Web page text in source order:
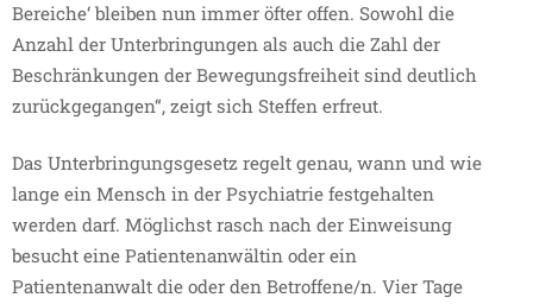
Bereiche‘ bleiben nun immer öfter offen. Sowohl die
Anzahl der Unterbringungen als auch die Zahl der
Beschränkungen der Bewegungsfreiheit sind deutlich
zurückgegangen“, zeigt sich Steffen erfreut.
Das Unterbringungsgesetz regelt genau, wann und wie
lange ein Mensch in der Psychiatrie festgehalten
werden darf. Möglichst rasch nach der Einweisung
besucht eine Patientenanwältin oder ein
Patientenanwalt die oder den Betroffene/n. Vier Tage